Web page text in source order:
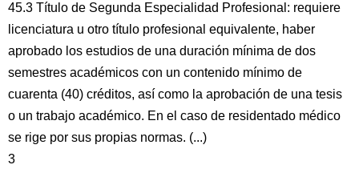
45.3 Título de Segunda Especialidad Profesional: requiere
licenciatura u otro título profesional equivalente, haber
aprobado los estudios de una duración mínima de dos
semestres académicos con un contenido mínimo de
cuarenta (40) créditos, así como la aprobación de una tesis
o un trabajo académico. En el caso de residentado médico
se rige por sus propias normas. (...)
3